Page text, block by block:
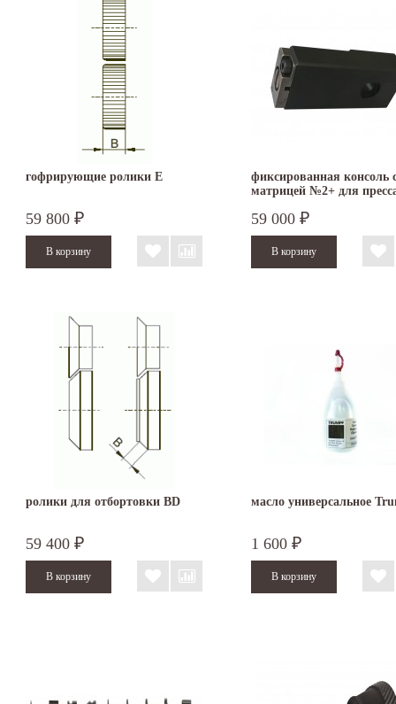
гофрирующие ролики E
59 800 ₽
фиксированная консоль
матрицей №2+ для
59 000 ₽
ролики для отбортовки BD
59 400 ₽
масло универсальное
1 600 ₽